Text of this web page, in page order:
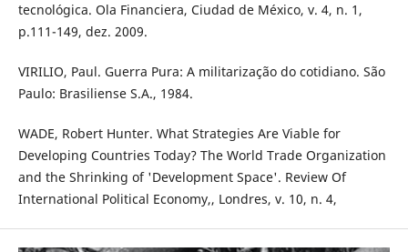
tecnológica. Ola Financiera, Ciudad de México, v. 4, n. 1,
p.111-149, dez. 2009.
VIRILIO, Paul. Guerra Pura: A militarização do cotidiano. São
Paulo: Brasiliense S.A., 1984.
WADE, Robert Hunter. What Strategies Are Viable for
Developing Countries Today? The World Trade Organization
and the Shrinking of 'Development Space'. Review Of
International Political Economy,, Londres, v. 10, n. 4,